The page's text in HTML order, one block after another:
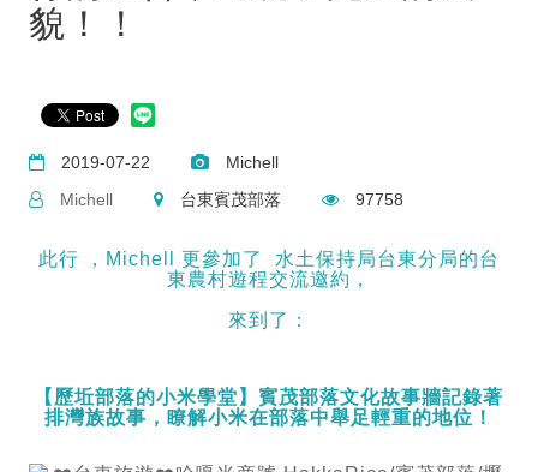
貌！！
2019-07-22
Michell
Michell
台東賓茂部落 97758
此行 ，Michell 更參加了 水土保持局台東分局的台
東農村遊程交流邀約，
來到了：
【歷坵部落的小米學堂】 賓茂部落文化故事牆記錄著
排灣族故事，瞭解小米在部落中舉足輕重的地位！